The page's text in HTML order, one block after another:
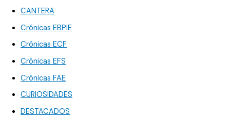
CANTERA
Crónicas EBPIE
Crónicas ECF
Crónicas EFS
Crónicas FAE
CURIOSIDADES
DESTACADOS